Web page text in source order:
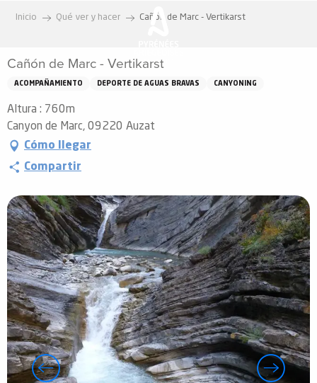
principal
Inicio Qué ver y hacer Cañón de Marc - Vertikarst
Cañón de Marc - Vertikarst
ACOMPAÑAMIENTO DEPORTE DE AGUAS BRAVAS CANYONING
Altura : 760m
Canyon de Marc, 09220 Auzat
Cómo llegar
Compartir